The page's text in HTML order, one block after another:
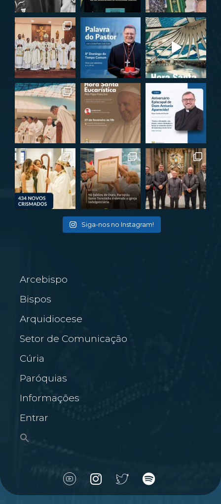
Siga-nos no Instagram!
Arcebispo
Bispos
Arquidiocese
Setor de Comunicação
Cúria
Paróquias
Informações
Entrar